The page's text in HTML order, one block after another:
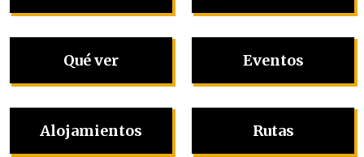
Qué ver
Alojamientos
Eventos
Rutas